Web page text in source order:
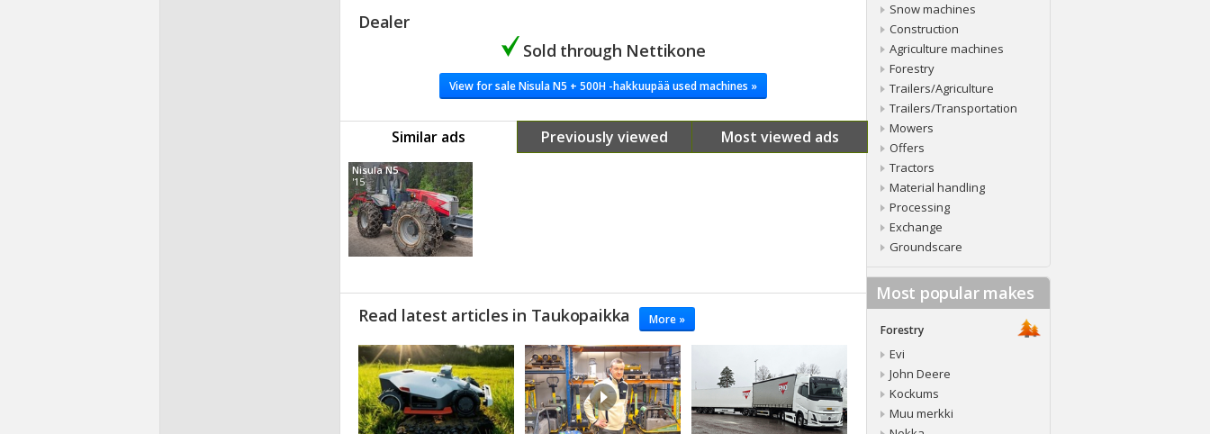
Dealer
Sold through Nettikone
View for sale Nisula N5 + 500H -hakkuupää used machines »
Similar ads Previously viewed Most viewed ads
Nisula N5
'15
Read latest articles in Taukopaikka More »
Snow machines
Construction
Agriculture machines
Forestry
Trailers/Agriculture
Trailers/Transportation
Mowers
Offers
Tractors
Material handling
Processing
Exchange
Groundscare
Most popular makes
Forestry
Evi
John Deere
Kockums
Muu merkki